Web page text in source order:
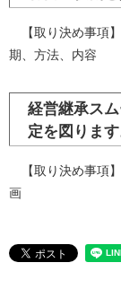
【取り決め事項
期、方法、内容
経営継承ス
定を図ります
【取り決め事項
画